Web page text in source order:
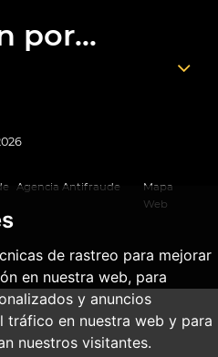
de rastreo para mejorar
en nuestra web, para
y anuncios
tráfico en nuestra web y para
nuestros visitantes.
por...
Agencia Antifraude
Mapa
Web